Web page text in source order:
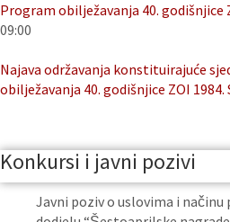
Program obilježavanja 40. godišnjice
09:00
Najava održavanja konstituirajuće
obilježavanja 40. godišnjice ZOI 1984.
Konkursi i javni pozivi
Javni poziv o uslovima i